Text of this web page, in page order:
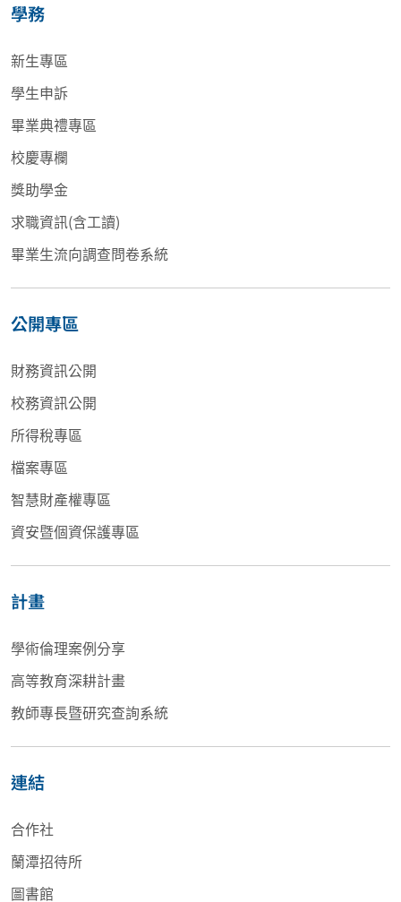
學務
新生專區
學生申訴
畢業典禮專區
校慶專欄
獎助學金
求職資訊(含工讀)
畢業生流向調查問卷系統
公開專區
財務資訊公開
校務資訊公開
所得稅專區
檔案專區
智慧財產權專區
資安暨個資保護專區
計畫
學術倫理案例分享
高等教育深耕計畫
教師專長暨研究查詢系統
連結
合作社
蘭潭招待所
圖書館